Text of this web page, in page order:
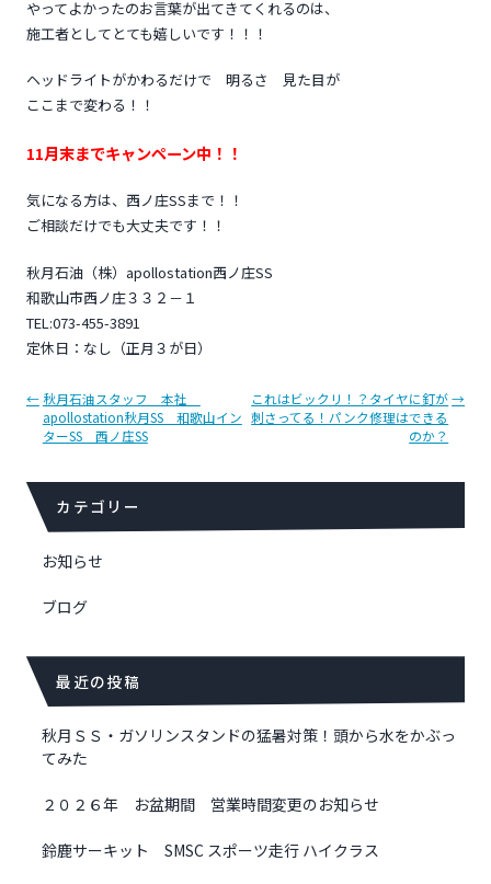
やってよかったのお言葉が出てきてくれるのは、
施工者としてとても嬉しいです！！！
ヘッドライトがかわるだけで 明るさ 見た目が
ここまで変わる！！
11月末までキャンペーン中！！
気になる方は、西ノ庄SSまで！！
ご相談だけでも大丈夫です！！
秋月石油（株）apollostation西ノ庄SS
和歌山市西ノ庄３３２－１
TEL:073-455-3891
定休日：なし（正月３が日）
投
稿
ナ
ゲ
ー
ョ
←秋月石油スタッフ 本社
apollostation秋月SS 和歌山イン
ターSS 西ノ庄SS
これはビックリ！？タイヤに釘が
刺さってる！パンク修理はできる
のか？
→
カテゴリー
お知らせ
ブログ
最近の投稿
秋月ＳＳ・ガソリンスタンドの猛暑対策！頭から水をかぶっ
てみた
２０２６年 お盆期間 営業時間変更のお知らせ
鈴鹿サーキット SMSC スポーツ走行 ハイクラス